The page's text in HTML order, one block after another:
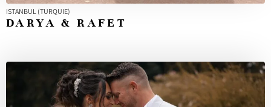
ISTANBUL (TURQUIE)
DARYA & RAFET